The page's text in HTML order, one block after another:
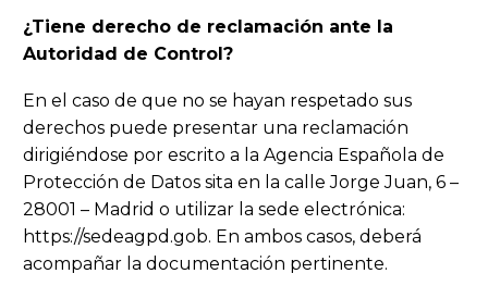
¿Tiene derecho de reclamación ante la
Autoridad de Control?
En el caso de que no se hayan respetado sus
derechos puede presentar una reclamación
dirigiéndose por escrito a la Agencia Española de
Protección de Datos sita en la calle Jorge Juan, 6 –
28001 – Madrid o utilizar la sede electrónica:
https://sedeagpd.gob. En ambos casos, deberá
acompañar la documentación pertinente.